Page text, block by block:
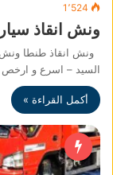
1٬524
ونش انقاذ
ونش انقاذ طنطا ونش
السيد – اسرع و
أكمل القراءة »